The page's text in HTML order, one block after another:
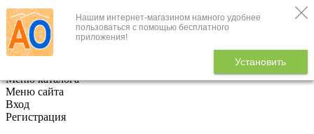
Нашим интернет-магазином намного удобнее
пользоваться с помощью бесплатного
приложения!
Установить
+7 (495) 646-888-1
В корзине
Меню каталога
Меню сайта
Вход
Регистрация